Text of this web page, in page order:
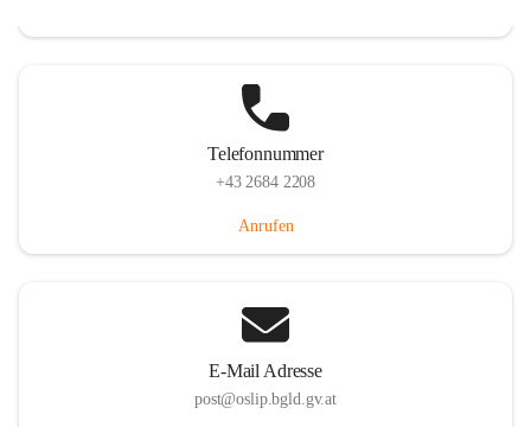
Telefonnummer
+43 2684 2208
Anrufen
E-Mail Adresse
post@oslip.bgld.gv.at